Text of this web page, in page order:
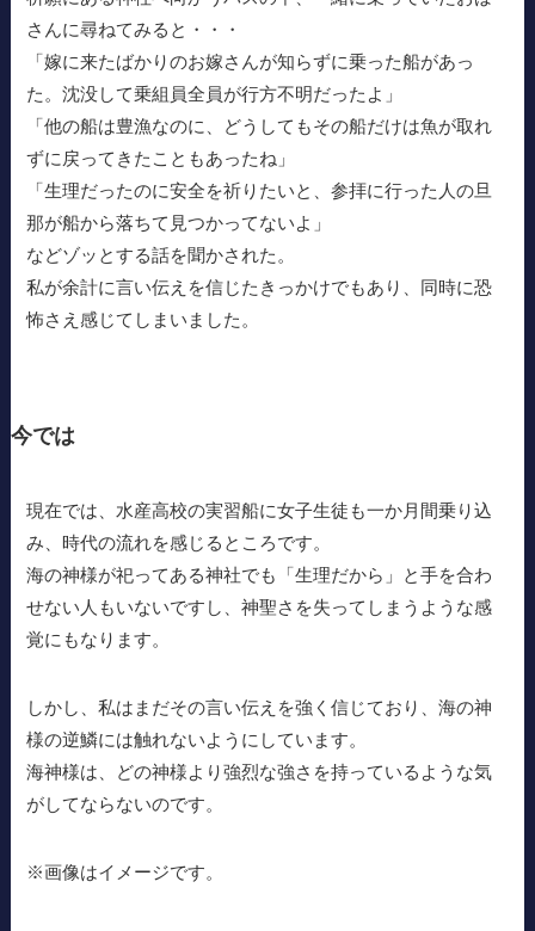
さんに尋ねてみると・・・
「嫁に来たばかりのお嫁さんが知らずに乗った船があっ
た。沈没して乗組員全員が行方不明だったよ」
「他の船は豊漁なのに、どうしてもその船だけは魚が取れ
ずに戻ってきたこともあったね」
「生理だったのに安全を祈りたいと、参拝に行った人の旦
那が船から落ちて見つかってないよ」
などゾッとする話を聞かされた。
私が余計に言い伝えを信じたきっかけでもあり、同時に恐
怖さえ感じてしまいました。
今では
現在では、水産高校の実習船に女子生徒も一か月間乗り込
み、時代の流れを感じるところです。
海の神様が祀ってある神社でも「生理だから」と手を合わ
せない人もいないですし、神聖さを失ってしまうような感
覚にもなります。
しかし、私はまだその言い伝えを強く信じており、海の神
様の逆鱗には触れないようにしています。
海神様は、どの神様より強烈な強さを持っているような気
がしてならないのです。
※画像はイメージです。